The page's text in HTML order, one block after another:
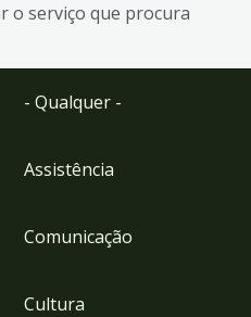
o serviço que procura
- Qualquer -
Assistência
Comunicação
Cultura